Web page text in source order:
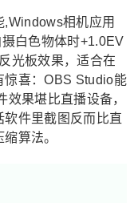
,Windows相机应用
白色物体时+1.0EV
光板效果，适合在
惊喜：OBS Studio能
果堪比直播设备，
件里截图反而比直
算法。